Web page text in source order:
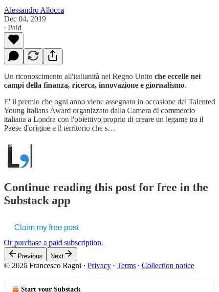
Alessandro Allocca
Dec 04, 2019
∙ Paid
Un riconoscimento all'italianità nel Regno Unito che eccelle nei
campi della finanza, ricerca, innovazione e giornalismo.
E' il premio che ogni anno viene assegnato in occasione del Talented
Young Italians Award organizzato dalla Camera di commercio
italiana a Londra con l'obiettivo proprio di creare un legame tra il
Paese d'origine e il territorio che s…
Continue reading this post for free in the
Substack app
Claim my free post
Or purchase a paid subscription.
Previous Next
© 2026 Francesco Ragni · Privacy ∙ Terms ∙ Collection notice
Start your Substack